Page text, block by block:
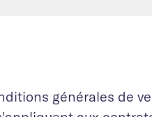
générales de